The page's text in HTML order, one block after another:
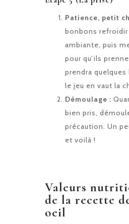
Patience, petit
bonbons
ambiante, puis
pour qu’ils
prendra quelques
le jeu en vaut la
Démoulage :
bien pris,
précaution. Un
et voilà !
Valeurs
de la recette
oeil